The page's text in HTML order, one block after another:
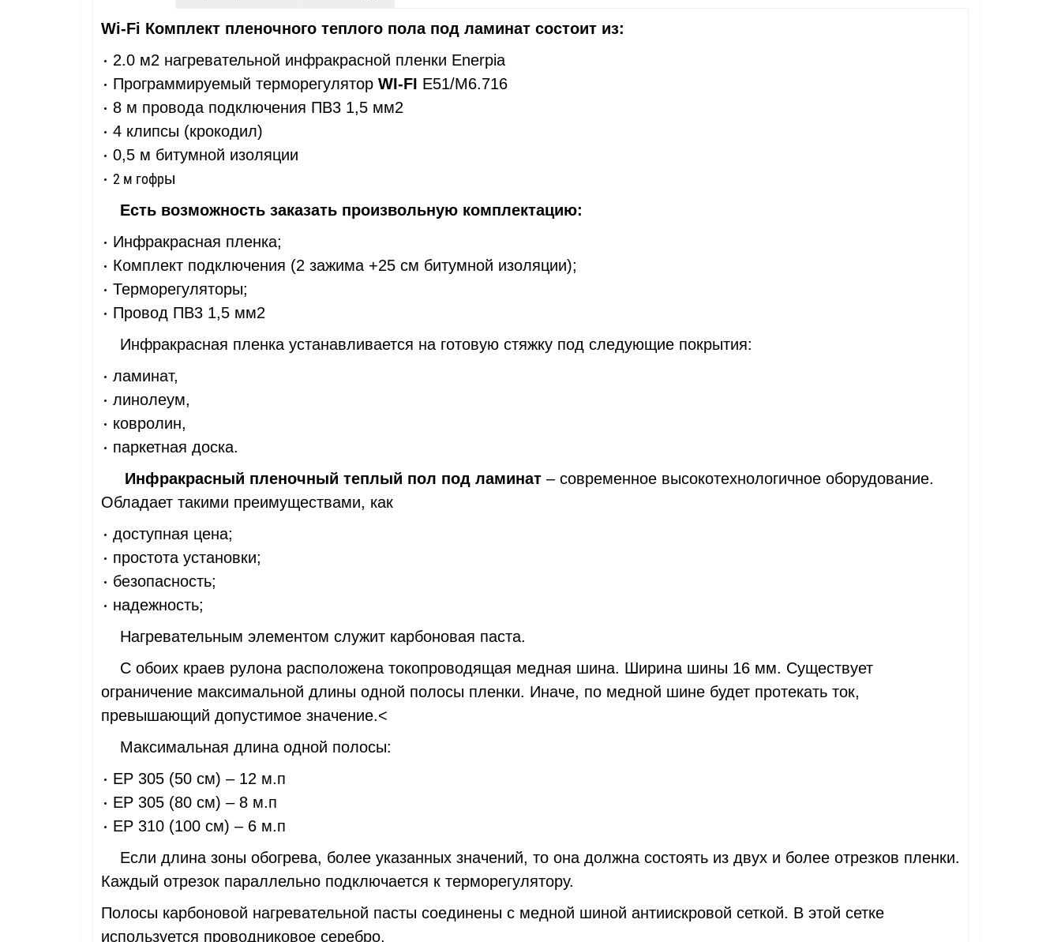
Wi-Fi Комплект пленочного теплого пола под ламинат состоит из:
2.0 м2 нагревательной инфракрасной пленки Enerpia
Программируемый терморегулятор WI-FI E51/М6.716
8 м провода подключения ПВ3 1,5 мм2
4 клипсы (крокодил)
0,5 м битумной изоляции
2 м гофры
Есть возможность заказать произвольную комплектацию:
Инфракрасная пленка;
Комплект подключения (2 зажима +25 см битумной изоляции);
Терморегуляторы;
Провод ПВ3 1,5 мм2
Инфракрасная пленка устанавливается на готовую стяжку под следующие покрытия:
ламинат,
линолеум,
ковролин,
паркетная доска.
Инфракрасный пленочный теплый пол под ламинат – современное высокотехнологичное оборудование.
Обладает такими преимуществами, как
доступная цена;
простота установки;
безопасность;
надежность;
Нагревательным элементом служит карбоновая паста.
С обоих краев рулона расположена токопроводящая медная шина. Ширина шины 16 мм. Существует
ограничение максимальной длины одной полосы пленки. Иначе, по медной шине будет протекать ток,
превышающий допустимое значение.<
Максимальная длина одной полосы:
EP 305 (50 см) – 12 м.п
EP 305 (80 см) – 8 м.п
EP 310 (100 см) – 6 м.п
Если длина зоны обогрева, более указанных значений, то она должна состоять из двух и более отрезков пленки.
Каждый отрезок параллельно подключается к терморегулятору.
Полосы карбоновой нагревательной пасты соединены с медной шиной антиискровой сеткой. В этой сетке
используется проводниковое серебро.